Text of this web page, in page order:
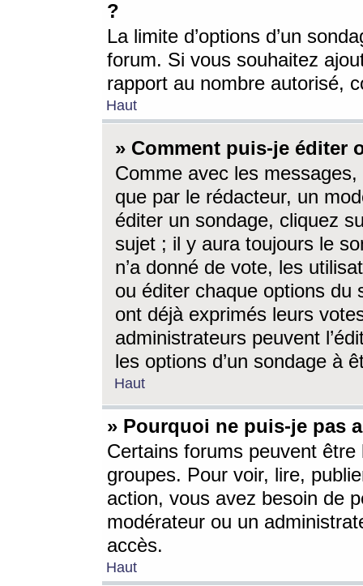
?
La limite d’options d’un
forum. Si vous souhaitez
rapport au nombre autorisé,
Haut
» Comment puis-je éditer
Comme avec les
que par le rédacteur, un
éditer un sondage, cliquez
sujet ; il y aura toujours le
n’a donné de vote, les
ou éditer chaque options du
ont déjà exprimés leurs
administrateurs peuvent
les options d’un sondage à
Haut
» Pourquoi ne puis-je pas
Certains forums peuvent être
groupes. Pour voir, lire,
action, vous avez besoin de
modérateur ou un
accès.
Haut